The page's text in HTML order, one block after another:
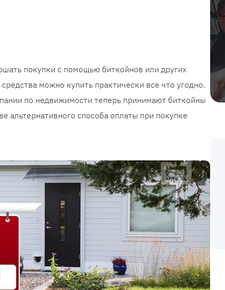
покупки с помощью биткойнов или других
можно купить практически все что угодно.
по недвижимости теперь принимают биткойны
альтернативного способа оплаты при покупке